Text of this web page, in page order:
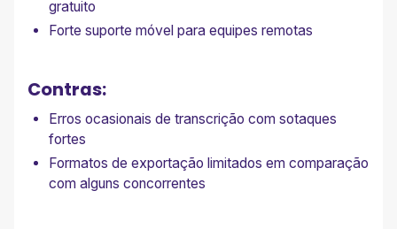
gratuito
Forte suporte móvel para equipes remotas
Contras:
Erros ocasionais de transcrição com sotaques
fortes
Formatos de exportação limitados em comparação
com alguns concorrentes